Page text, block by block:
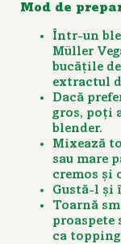
Mod de
Într-un
Müller
bucățile
extractul
Dacă
gros, poți
blender.
Mixează
sau mare
cremos și
Gustă-l și
Toarnă
proaspete
ca